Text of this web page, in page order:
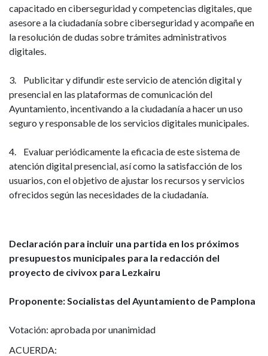
capacitado en ciberseguridad y competencias digitales, que
asesore a la ciudadanía sobre ciberseguridad y acompañe en
la resolución de dudas sobre trámites administrativos
digitales.
3. Publicitar y difundir este servicio de atención digital y
presencial en las plataformas de comunicación del
Ayuntamiento, incentivando a la ciudadanía a hacer un uso
seguro y responsable de los servicios digitales municipales.
4. Evaluar periódicamente la eficacia de este sistema de
atención digital presencial, así como la satisfacción de los
usuarios, con el objetivo de ajustar los recursos y servicios
ofrecidos según las necesidades de la ciudadanía.
Declaración para incluir una partida en los próximos
presupuestos municipales para la redacción del
proyecto de civivox para Lezkairu
Proponente: Socialistas del Ayuntamiento de Pamplona
Votación: aprobada por unanimidad
ACUERDA: